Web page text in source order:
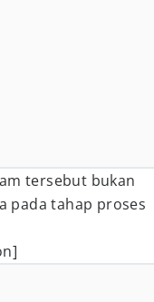
tersebut bukan
pada tahap proses